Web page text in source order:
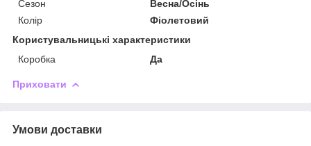
Сезон
Весна/Осінь
Колір
Фіолетовий
Користувальницькі характеристики
Коробка
Да
Приховати
Умови доставки